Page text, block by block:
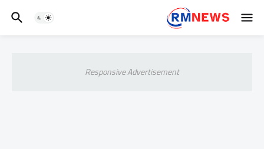
Responsive Advertisement